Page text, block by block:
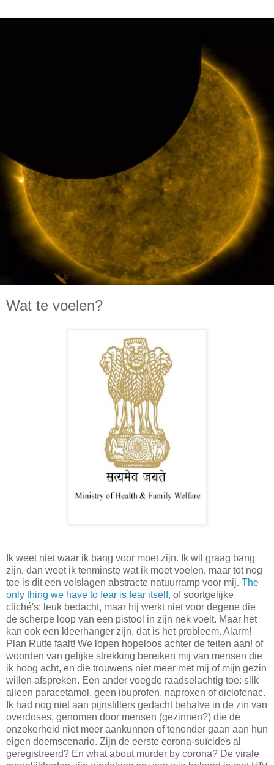
Wat te voelen?
Ik weet niet waar ik bang voor moet zijn. Ik wil graag bang
zijn, dan weet ik tenminste wat ik moet voelen, maar tot nog
toe is dit een volslagen abstracte natuurramp voor mij. The
only thing we have to fear is fear itself, of soortgelijke
cliché's: leuk bedacht, maar hij werkt niet voor degene die
de scherpe loop van een pistool in zijn nek voelt. Maar het
kan ook een kleerhanger zijn, dat is het probleem. Alarm!
Plan Rutte faalt! We lopen hopeloos achter de feiten aan! of
woorden van gelijke strekking bereiken mij van mensen die
ik hoog acht, en die trouwens niet meer met mij of mijn gezin
willen afspreken. Een ander voegde raadselachtig toe: slik
alleen paracetamol, geen ibuprofen, naproxen of diclofenac.
Ik had nog niet aan pijnstillers gedacht behalve in de zin van
overdoses, genomen door mensen (gezinnen?) die de
onzekerheid niet meer aankunnen of tenonder gaan aan hun
eigen doemscenario. Zijn de eerste corona-suïcides al
geregistreerd? En what about murder by corona? De virale